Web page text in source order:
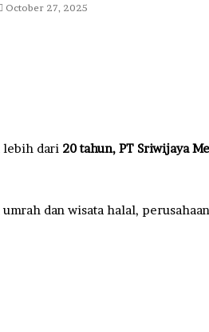
October 27, 2025
dari 20 tahun, PT Sriwijaya
dan wisata halal,